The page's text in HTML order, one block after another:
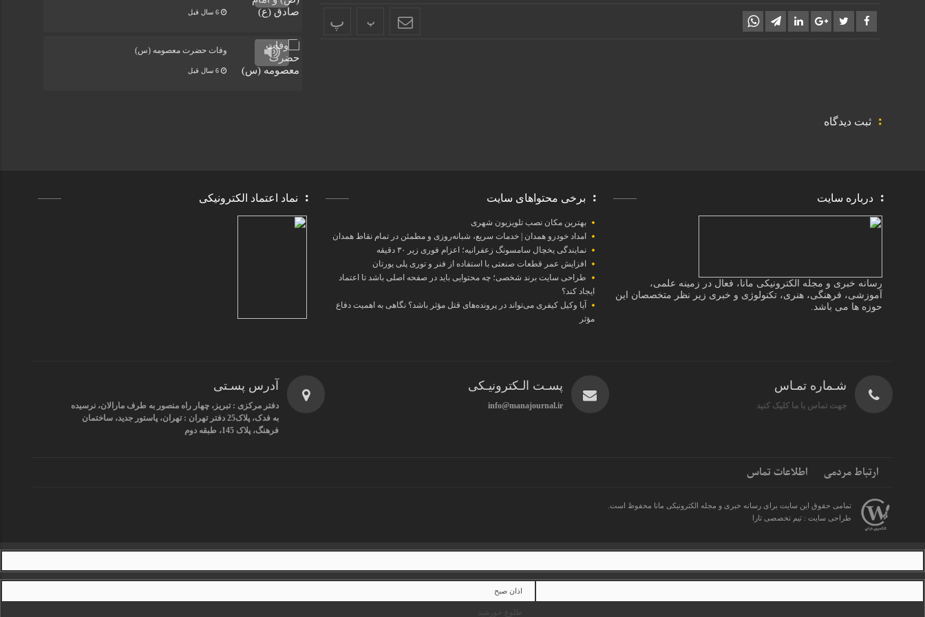
کلیدهای
پ پ
ثبت دیدگاه
6 سال قبل
وفات حضرت معصومه (س)
6 سال قبل
درباره سایت
رسانه خبری و مجله الکترونیکی مانا، فعال در زمینه علمی،
آموزشی، فرهنگی، هنری، تکنولوژی و خبری زیر نظر متخصصان این
حوزه ها می باشد.
برخی محتواهای سایت
بهترین مکان نصب تلویزیون شهری
امداد خودرو همدان | خدمات سریع، شبانه‌روزی و مطمئن در تمام نقاط همدان
نمایندگی یخچال سامسونگ زعفرانیه؛ اعزام فوری زیر ۳۰ دقیقه
افزایش عمر قطعات صنعتی با استفاده از فنر و توری پلی یورتان
طراحی سایت برند شخصی؛ چه محتوایی باید در صفحه اصلی باشد تا اعتماد
ایجاد کند؟
آیا وکیل کیفری می‌تواند در پرونده‌های قتل مؤثر باشد؟ نگاهی به اهمیت دفاع
مؤثر
نماد اعتماد الکترونیکی
شـماره تمـاس
جهت تماس با ما کلیک کنید
پسـت الـکترونیـکی
info@manajournal.ir
آدرس پسـتی
دفتر مرکزی : تبریز، چهار راه منصور به طرف مارالان، نرسیده
به فدک، پلاک25 دفتر تهران : تهران، پاستور جدید، ساختمان
فرهنگ، پلاک 145، طبقه دوم
ارتباط مردمی اطلاعات تماس
تمامی حقوق این سایت برای رسانه خبری و مجله الکترونیکی مانا محفوظ است.
طراحی سایت : تیم تخصصی تارا
اذان صبح
طلوع خورشید